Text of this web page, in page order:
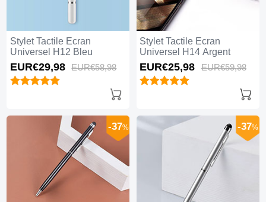
Stylet Tactile Ecran
Universel H12 Bleu
EUR€29,98 EUR€58,98
Stylet Tactile Ecran
Universel H14 Argent
EUR€25,98 EUR€59,98
-37% -37%